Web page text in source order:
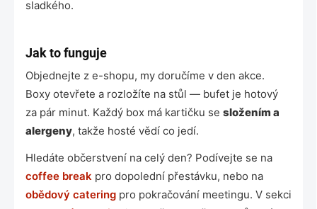
sladkého.
Jak to funguje
Objednejte z e-shopu, my doručíme v den akce.
Boxy otevřete a rozložíte na stůl — bufet je hotový
za pár minut. Každý box má kartičku se složením a
alergeny, takže hosté vědí co jedí.
Hledáte občerstvení na celý den? Podívejte se na
coffee break pro dopolední přestávku, nebo na
obědový catering pro pokračování meetingu. V sekci